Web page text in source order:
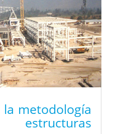
la metodología